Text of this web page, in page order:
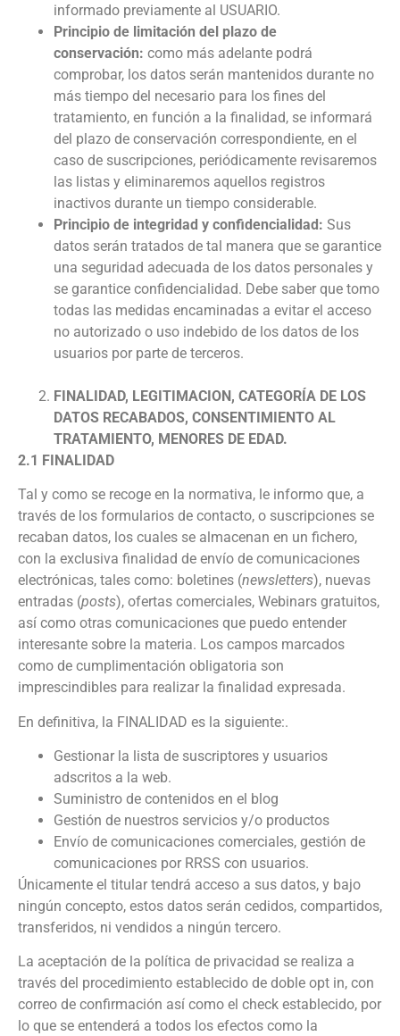
informado previamente al USUARIO.
Principio de limitación del plazo de
conservación: como más adelante podrá
comprobar, los datos serán mantenidos durante no
más tiempo del necesario para los fines del
tratamiento, en función a la finalidad, se informará
del plazo de conservación correspondiente, en el
caso de suscripciones, periódicamente revisaremos
las listas y eliminaremos aquellos registros
inactivos durante un tiempo considerable.
Principio de integridad y confidencialidad: Sus
datos serán tratados de tal manera que se garantice
una seguridad adecuada de los datos personales y
se garantice confidencialidad. Debe saber que tomo
todas las medidas encaminadas a evitar el acceso
no autorizado o uso indebido de los datos de los
usuarios por parte de terceros.
FINALIDAD, LEGITIMACION, CATEGORÍA DE LOS
DATOS RECABADOS, CONSENTIMIENTO AL
TRATAMIENTO, MENORES DE EDAD.
2.1 FINALIDAD
Tal y como se recoge en la normativa, le informo que, a
través de los formularios de contacto, o suscripciones se
recaban datos, los cuales se almacenan en un fichero,
con la exclusiva finalidad de envío de comunicaciones
electrónicas, tales como: boletines (newsletters), nuevas
entradas (posts), ofertas comerciales, Webinars gratuitos,
así como otras comunicaciones que puedo entender
interesante sobre la materia. Los campos marcados
como de cumplimentación obligatoria son
imprescindibles para realizar la finalidad expresada.
En definitiva, la FINALIDAD es la siguiente:.
Gestionar la lista de suscriptores y usuarios
adscritos a la web.
Suministro de contenidos en el blog
Gestión de nuestros servicios y/o productos
Envío de comunicaciones comerciales, gestión de
comunicaciones por RRSS con usuarios.
Únicamente el titular tendrá acceso a sus datos, y bajo
ningún concepto, estos datos serán cedidos, compartidos,
transferidos, ni vendidos a ningún tercero.
La aceptación de la política de privacidad se realiza a
través del procedimiento establecido de doble opt in, con
correo de confirmación así como el check establecido, por
lo que se entenderá a todos los efectos como la